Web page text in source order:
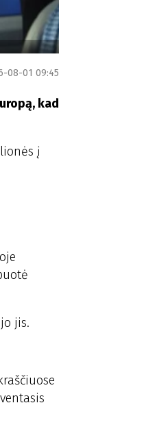
08-01 09:45
kad
į
jis.